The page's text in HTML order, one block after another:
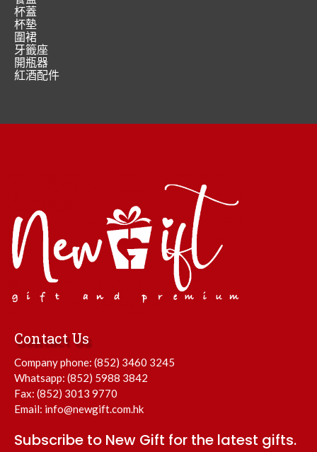
杯蓋
杯墊
圍裙
牙籤座
開瓶器
紅酒配件
Contact Us
Company phone: (852) 3460 3245
Whatsapp: (852) 5988 3842
Fax: (852) 3013 9770
Email: info@newgift.com.hk
Subscribe to New Gift for the latest gifts.